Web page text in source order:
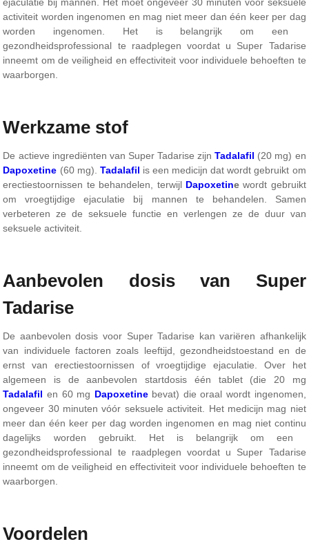
ejaculatie bij mannen. Het moet ongeveer 30 minuten vóór seksuele
activiteit worden ingenomen en mag niet meer dan één keer per dag
worden ingenomen. Het is belangrijk om een ​​
gezondheidsprofessional te raadplegen voordat u Super Tadarise
inneemt om de veiligheid en effectiviteit voor individuele behoeften te
waarborgen.
Werkzame stof
De actieve ingrediënten van Super Tadarise zijnTadalafil (20 mg) en
Dapoxetine (60 mg). Tadalafil is een medicijn dat wordt gebruikt om
erectiestoornissen te behandelen, terwijl Dapoxetinewordt gebruikt
om vroegtijdige ejaculatie bij mannen te behandelen. Samen
verbeteren ze de seksuele functie en verlengen ze de duur van
seksuele activiteit.
Aanbevolen dosis van Super
Tadarise
De aanbevolen dosis voor Super Tadarise kan variëren afhankelijk
van individuele factoren zoals leeftijd, gezondheidstoestand en de
ernst van erectiestoornissen of vroegtijdige ejaculatie. Over het
algemeen is de aanbevolen startdosis één tablet (die 20 mg
Tadalafil en 60 mg Dapoxetine bevat) die oraal wordt ingenomen,
ongeveer 30 minuten vóór seksuele activiteit. Het medicijn mag niet
meer dan één keer per dag worden ingenomen en mag niet continu
dagelijks worden gebruikt. Het is belangrijk om een ​​
gezondheidsprofessional te raadplegen voordat u Super Tadarise
inneemt om de veiligheid en effectiviteit voor individuele behoeften te
waarborgen.
Voordelen